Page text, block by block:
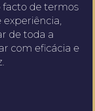
facto de termos
experiência,
de toda a
com eficácia e